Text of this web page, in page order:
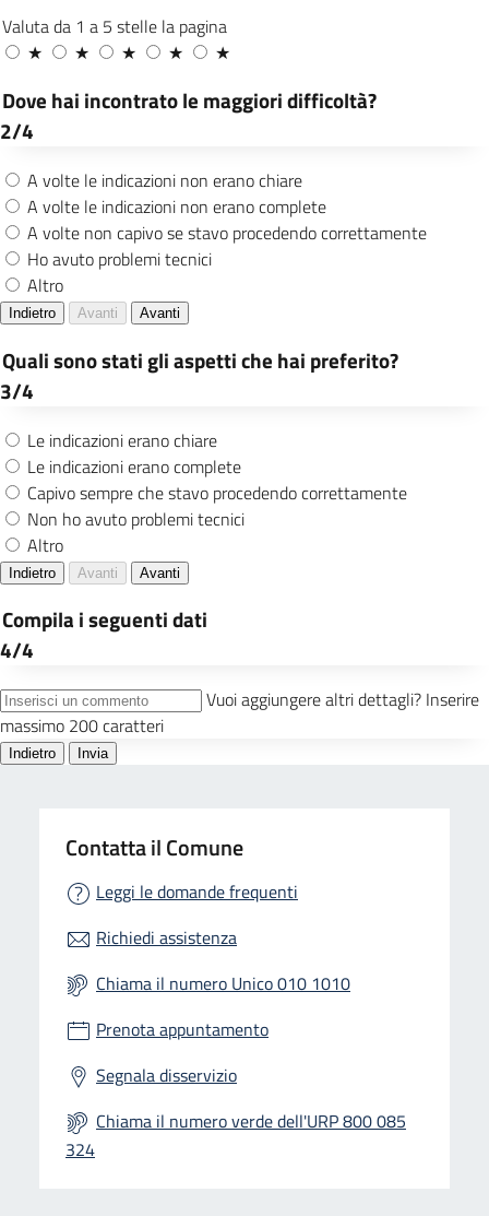
Contatta il Comune
Leggi le domande frequenti
Richiedi assistenza
Chiama il numero Unico 010 1010
Prenota appuntamento
Segnala disservizio
Chiama il numero verde dell'URP 800 085
324